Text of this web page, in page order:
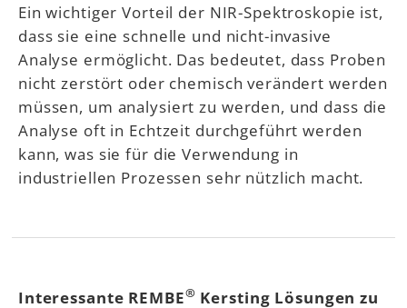
Ein wichtiger Vorteil der NIR-Spektroskopie ist,
dass sie eine schnelle und nicht-invasive
Analyse ermöglicht. Das bedeutet, dass Proben
nicht zerstört oder chemisch verändert werden
müssen, um analysiert zu werden, und dass die
Analyse oft in Echtzeit durchgeführt werden
kann, was sie für die Verwendung in
industriellen Prozessen sehr nützlich macht.
Interessante REMBE® Kersting Lösungen zu